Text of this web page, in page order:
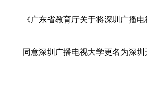
《广东省教育厅关于将深圳广播
同意深圳广播电视大学更名为深